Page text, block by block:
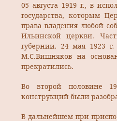
05 августа 1919 г., в
государства, которым
права владения любой
Ильинской церкви.
губернии. 24 мая 1923
М.С.Вишняков на
прекратились.
Во второй половине
конструкций были
В дальнейшем при